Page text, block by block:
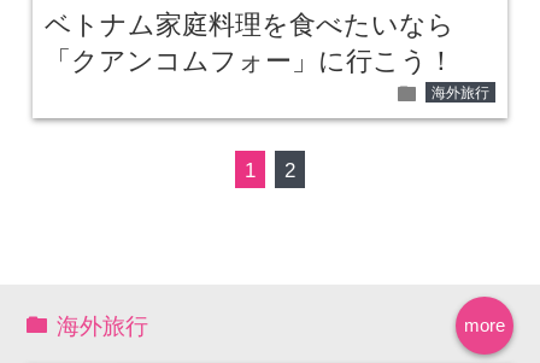
ベトナム家庭料理を食べたいなら
「クアンコムフォー」に行こう！
folder 海外旅行
1 2
more
海外旅行